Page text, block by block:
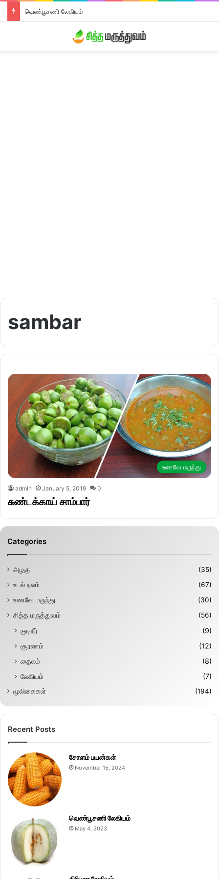
வெண்பூசணி லேகியம்
sambar
உணவே மருந்து
admin January 5, 2019 0
சுண்டக்காய் சாம்பார்
Categories
அழகு
(35)
உடல் நலம்
(67)
உணவே மருந்து
(30)
சித்த மருத்துவம்
(56)
குடிநீர்
(9)
சூரணம்
(12)
தைலம்
(8)
லேகியம்
(7)
மூலிகைகள் (194)
Recent Posts
சோளம் பயன்கள்
November 15, 2024
வெண்பூசணி லேகியம்
May 4, 2023